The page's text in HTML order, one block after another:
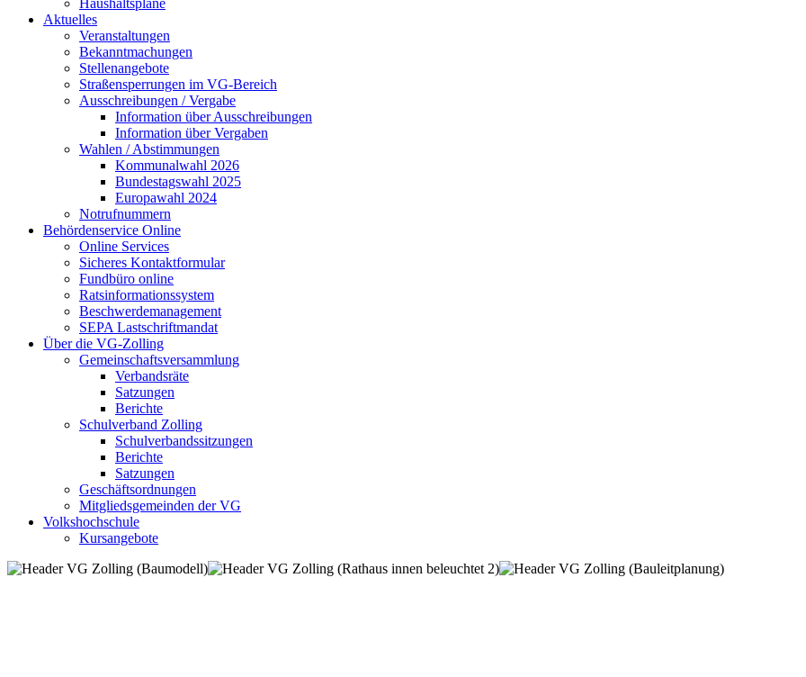
Haushaltspläne
Aktuelles
Veranstaltungen
Bekanntmachungen
Stellenangebote
Straßensperrungen im VG-Bereich
Ausschreibungen / Vergabe
Information über Ausschreibungen
Information über Vergaben
Wahlen / Abstimmungen
Kommunalwahl 2026
Bundestagswahl 2025
Europawahl 2024
Notrufnummern
Behördenservice Online
Online Services
Sicheres Kontaktformular
Fundbüro online
Ratsinformationssystem
Beschwerdemanagement
SEPA Lastschriftmandat
Über die VG-Zolling
Gemeinschaftsversammlung
Verbandsräte
Satzungen
Berichte
Schulverband Zolling
Schulverbandssitzungen
Berichte
Satzungen
Geschäftsordnungen
Mitgliedsgemeinden der VG
Volkshochschule
Kursangebote